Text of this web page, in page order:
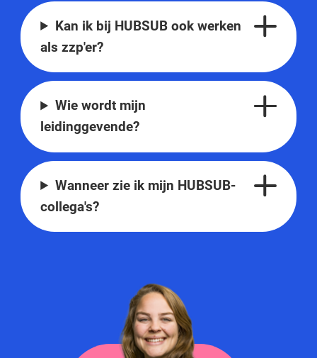
Kan ik bij HUBSUB ook werken
als zzp'er?
Wie wordt mijn
leidinggevende?
Wanneer zie ik mijn HUBSUB-
collega's?